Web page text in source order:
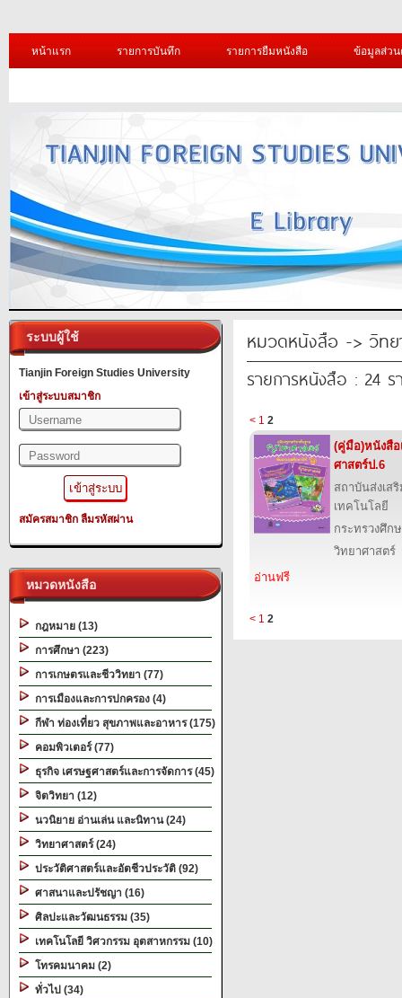
หน้าแรก รายการบันทึก รายการยืมหนังสือ ข้อมูลส่ว
ระบบผู้ใช้
Tianjin Foreign Studies University
เข้าสู่ระบบสมาชิก
สมัครสมาชิก ลืมรหัสผ่าน
หมวดหนังสือ
กฎหมาย (13)
การศึกษา (223)
การเกษตรและชีววิทยา (77)
การเมืองและการปกครอง (4)
กีฬา ท่องเที่ยว สุขภาพและอาหาร (175)
คอมพิวเตอร์ (77)
ธุรกิจ เศรษฐศาสตร์และการจัดการ (45)
จิตวิทยา (12)
นวนิยาย อ่านเล่น และนิทาน (24)
วิทยาศาสตร์ (24)
ประวัติศาสตร์และอัตชีวประวัติ (92)
ศาสนาและปรัชญา (16)
ศิลปะและวัฒนธรรม (35)
เทคโนโลยี วิศวกรรม อุตสาหกรรม (10)
โทรคมนาคม (2)
ทั่วไป (34)
หมวดหนังสือ -> วิทย
รายการหนังสือ : 24 ร
< 1 2
(คู่มือ)หนังสื
ศาสตร์ป.6
สถาบันส่งเส
เทคโนโลยี
กระทรวงศึก
วิทยาศาสตร์
อ่านฟรี
< 1 2